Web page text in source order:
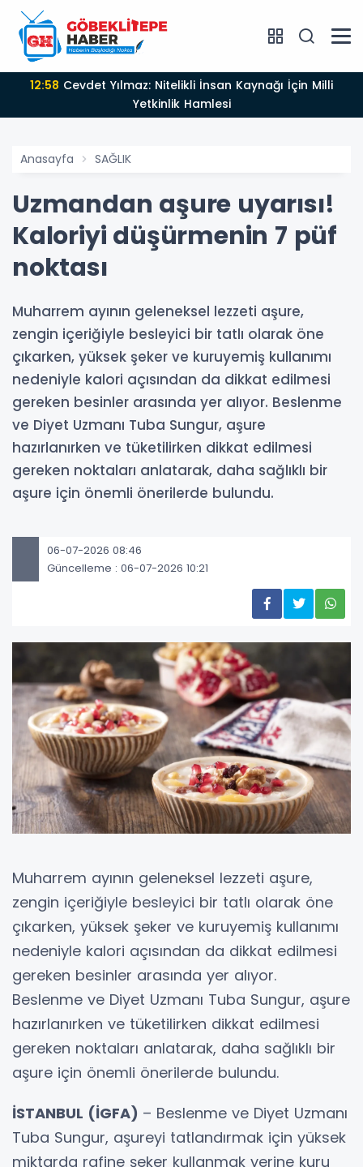
12:58
Yetkinlik Hamlesi
Anasayfa SAĞLIK
Uzmandan aşure uyarısı!
Kaloriyi düşürmenin 7 püf
noktası
Muharrem ayının geleneksel lezzeti aşure,
zengin içeriğiyle besleyici bir tatlı olarak öne
çıkarken, yüksek şeker ve kuruyemiş kullanımı
nedeniyle kalori açısından da dikkat edilmesi
gereken besinler arasında yer alıyor. Beslenme
ve Diyet Uzmanı Tuba Sungur, aşure
hazırlanırken ve tüketilirken dikkat edilmesi
gereken noktaları anlatarak, daha sağlıklı bir
aşure için önemli önerilerde bulundu.
06-07-2026 08:46
Güncelleme : 06-07-2026 10:21
Muharrem ayının geleneksel lezzeti aşure,
zengin içeriğiyle besleyici bir tatlı olarak öne
çıkarken, yüksek şeker ve kuruyemiş kullanımı
nedeniyle kalori açısından da dikkat edilmesi
gereken besinler arasında yer alıyor.
Beslenme ve Diyet Uzmanı Tuba Sungur, aşure
hazırlanırken ve tüketilirken dikkat edilmesi
gereken noktaları anlatarak, daha sağlıklı bir
aşure için önemli önerilerde bulundu.
İSTANBUL (İGFA) – Beslenme ve Diyet Uzmanı
Tuba Sungur, aşureyi tatlandırmak için yüksek
miktarda rafine şeker kullanmak yerine kuru